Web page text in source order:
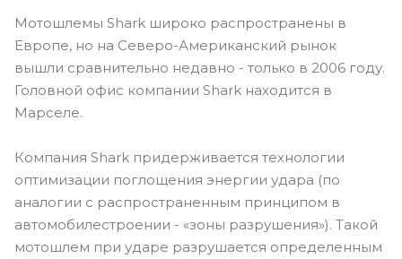
Мотошлемы Shark широко распространены в
Европе, но на Северо-Американский рынок
вышли сравнительно недавно - только в 2006 году.
Головной офис компании Shark находится в
Марселе.
Компания Shark придерживается технологии
оптимизации поглощения энергии удара (по
аналогии с распространенным принципом в
автомобилестроении - «зоны разрушения»). Такой
мотошлем при ударе разрушается определенным